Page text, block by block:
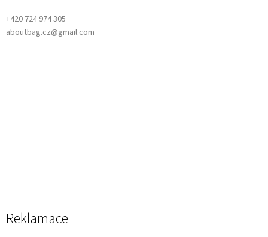
+420 724 974 305
aboutbag.cz@gmail.com
Reklamace